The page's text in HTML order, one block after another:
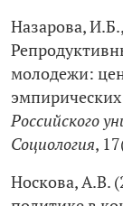
Назарова,
молодежи:
Российского
Социология,
Носкова, А.В.